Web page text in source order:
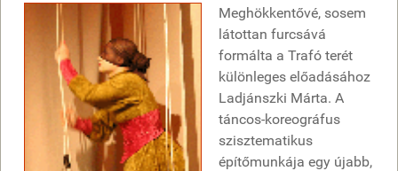
Meghökkentővé, sosem
látottan furcsává
formálta a Trafó terét
különleges előadásához
Ladjánszki Márta. A
táncos-koreográfus
szisztematikus
építőmunkája egy újabb,